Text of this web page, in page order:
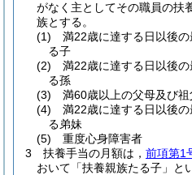
がなく主としてその職員の扶
族とする。
(1)
満22歳に達する日以後
る子
(2)
満22歳に達する日以後
る孫
(3)
満60歳以上の父母及び祖
(4)
満22歳に達する日以後
る弟妹
(5)
重度心身障害者
3
扶養手当の月額は， 前項第1
おいて「扶養親族たる子」と